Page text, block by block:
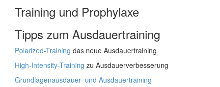
Training und Prophylaxe
Tipps zum Ausdauertraining
Polarized-Training das neue Ausdauertraining
High-Intensity-Training zu Ausdauerverbesserung
Grundlagenausdauer- und Ausdauertraining